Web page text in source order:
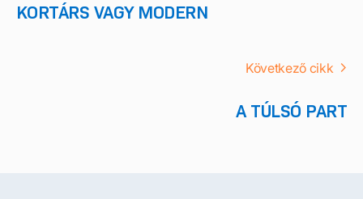
KORTÁRS VAGY MODERN
Következő cikk
A TÚLSÓ PART